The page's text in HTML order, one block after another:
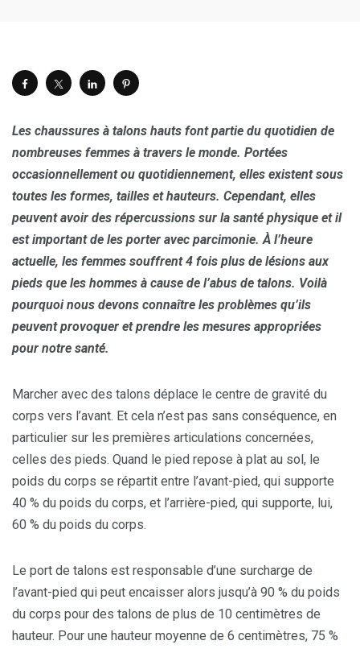
Les chaussures à talons hauts font partie du quotidien de
nombreuses femmes à travers le monde. Portées
occasionnellement ou quotidiennement, elles existent sous
toutes les formes, tailles et hauteurs. Cependant, elles
peuvent avoir des répercussions sur la santé physique et il
est important de les porter avec parcimonie. À l’heure
actuelle, les femmes souffrent 4 fois plus de lésions aux
pieds que les hommes à cause de l’abus de talons. Voilà
pourquoi nous devons connaître les problèmes qu’ils
peuvent provoquer et prendre les mesures appropriées
pour notre santé.
Marcher avec des talons déplace le centre de gravité du
corps vers l’avant. Et cela n’est pas sans conséquence, en
particulier sur les premières articulations concernées,
celles des pieds. Quand le pied repose à plat au sol, le
poids du corps se répartit entre l’avant-pied, qui supporte
40 % du poids du corps, et l’arrière-pied, qui supporte, lui,
60 % du poids du corps.
Le port de talons est responsable d’une surcharge de
l’avant-pied qui peut encaisser alors jusqu’à 90 % du poids
du corps pour des talons de plus de 10 centimètres de
hauteur. Pour une hauteur moyenne de 6 centimètres, 75 %